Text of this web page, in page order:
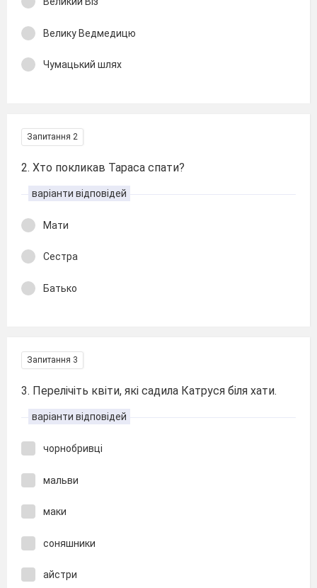
Велику Ведмедицю
Чумацький шлях
Запитання 2
2. Хто покликав Тараса спати?
варіанти відповідей
Мати
Сестра
Батько
Запитання 3
3. Перелічіть квіти, які садила Катруся біля хати.
варіанти відповідей
чорнобривці
мальви
маки
соняшники
айстри